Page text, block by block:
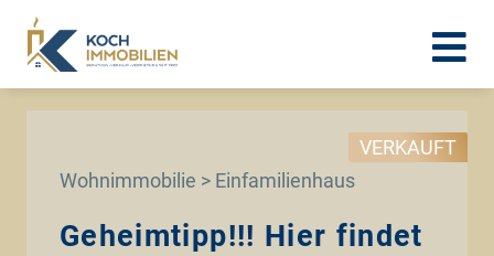
Wohnimmobilie > Einfamilienhaus
VERKAUFT
Geheimtipp!!! Hier findet